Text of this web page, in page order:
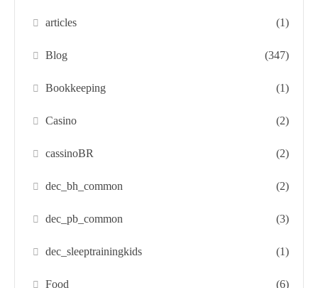
articles (1)
Blog (347)
Bookkeeping (1)
Casino (2)
cassinoBR (2)
dec_bh_common (2)
dec_pb_common (3)
dec_sleeptrainingkids (1)
Food (6)